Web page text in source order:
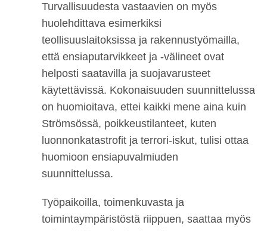
Turvallisuudesta vastaavien on myös
huolehdittava esimerkiksi
teollisuuslaitoksissa ja rakennustyömailla,
että ensiaputarvikkeet ja -välineet ovat
helposti saatavilla ja suojavarusteet
käytettävissä. Kokonaisuuden suunnittelussa
on huomioitava, ettei kaikki mene aina kuin
Strömsössä, poikkeustilanteet, kuten
luonnonkatastrofit ja terrori-iskut, tulisi ottaa
huomioon ensiapuvalmiuden
suunnittelussa.
Työpaikoilla, toimenkuvasta ja
toimintaympäristöstä riippuen, saattaa myös